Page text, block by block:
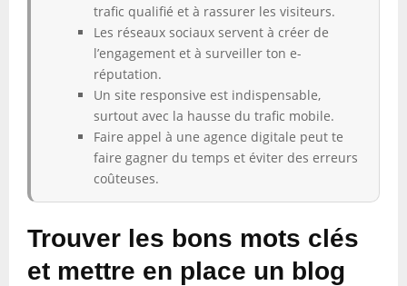
trafic qualifié et à rassurer les visiteurs.
Les réseaux sociaux servent à créer de
l’engagement et à surveiller ton e-
réputation.
Un site responsive est indispensable,
surtout avec la hausse du trafic mobile.
Faire appel à une agence digitale peut te
faire gagner du temps et éviter des erreurs
coûteuses.
Trouver les bons mots clés
et mettre en place un blog